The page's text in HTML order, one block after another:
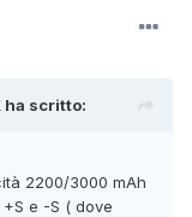
ha scritto:
2200/3000 mAh
e -S ( dove